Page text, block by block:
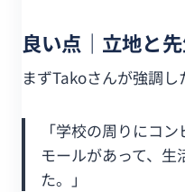
良い点｜立地と
まずTakoさんが強調し
「学校の周りにコ
モールがあって、生
た。」